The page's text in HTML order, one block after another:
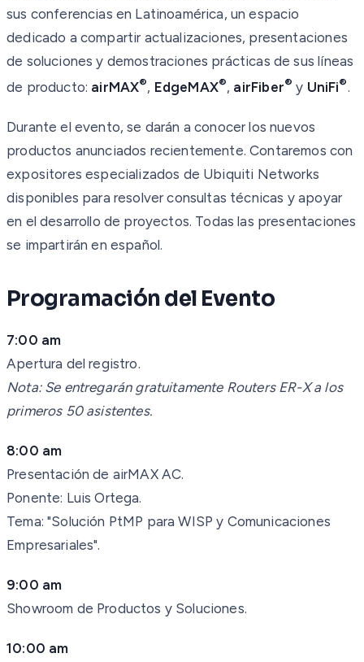
sus conferencias en Latinoamérica, un espacio
dedicado a compartir actualizaciones, presentaciones
de soluciones y demostraciones prácticas de sus líneas
de producto: airMAX®, EdgeMAX®, airFiber® y UniFi®.
Durante el evento, se darán a conocer los nuevos
productos anunciados recientemente. Contaremos con
expositores especializados de Ubiquiti Networks
disponibles para resolver consultas técnicas y apoyar
en el desarrollo de proyectos. Todas las presentaciones
se impartirán en español.
Programación del Evento
7:00 am
Apertura del registro.
Nota: Se entregarán gratuitamente Routers ER-X a los
primeros 50 asistentes.
8:00 am
Presentación de airMAX AC.
Ponente: Luis Ortega.
Tema: "Solución PtMP para WISP y Comunicaciones
Empresariales".
9:00 am
Showroom de Productos y Soluciones.
10:00 am